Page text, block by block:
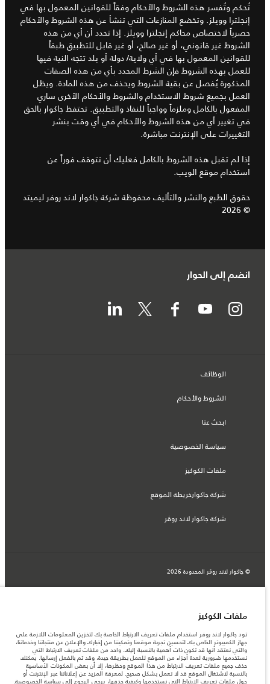
تُحكم وتُفسر هذه الشروط والأحكام وفقاً للقوانين المعمول بها في
إنجلترا وويلز. وتخضع المنازعات التي تنشأ عن هذه الشروط والأحكام
حصرياً لاختصاص محاكم إنجلترا وويلز. إذا تحدد أن أي من هذه
الشروط غير قانوني، أو غير صالح، أو غير قابل للتطبيق طبقاً
للقوانين المعمول بها في أي ولاية/ دولة أو بلد تتجه النية فيها
للعمل بهذه الشروط فإن الشرط المحدد بأي من هذه الصفات
المذكورة يُفصل عن بقية الشروط ويحذف من هذه المادة. ويظل
العمل بجميع شروط الاستخدام والشروط والأحكام الأخرى ساري
المفعول بالكامل وملزماً وواجباً للنفاذ والتطبيق. تحتفظ جاكوار بالحق
في تغيير أي من هذه الشروط والأحكام في أي وقت بنشر
التغييرات على الإنترنت مباشرة.
إذا لم تقبل هذه الشروط بالكامل فعليك أن تتوقف فوراً عن
استخدام موقع الويب.
حقوق الطبع والنشر والتأليف محفوظة شركة جاكوار لاند روفر ليميتد
© 2026
انضم إلى الحوار
الوظائف
الشروط والأحكام
ابحث عنا
سياسة الخصوصية
ملفات الكوكيز
شركة جاكوارخريطة الموقع
شركة جاكوار لاند روڤر
© جاكوار لاند روڨر المحدودة 2026
المعلومات والمواصفات والأسعار والألوان المذكورة على هذا الموقع قد تختلف من بلد إلى
آخر، كما أنّها قد تتغير بدون إشعار مسبق. الرجاء التواصل مع وكيلنا المحلي للتأكد من توفّرها
والتحقق من الأسعار.
الأرقام المقدمة هي نتيجة لاختبارات المصنع الرسمية وفقاً لتشريعات الاتحاد الأوروبي. قد
يتباين استهلك الوقود الفعلي للمركبة عن ذلك المتحقق في تلك الاختبارات كما أن هذه
الأرقام بغرض المقارنة فحسب.
ملاحظة مهمة حول الصور والمواصفات. إن النقص العالمي في أشباه الموصلات يؤثر حاليًا
في مواصفات تصميم السيارات وتوفر الخيارات وتوقيتات التصاميم. هذا ظرف ديناميكي
ملفات الكوكيز
تود جاكوار لاند روفر استخدام ملفات تعريف الارتباط الخاصة بك لتخزين المعلومات اللازمة على
جهاز الكمبيوتر الخاص بك لتحسين تجربة موقعنا وتمكيننا من إخبارك والإعلان عن منتجاتنا وخدماتنا،
والتي نعتقد أنها قد تكون ذات أهمية بالنسبة إليك. واحد من ملفات تعريف الارتباط التي
نستخدمها ضرورية لعدة أجزاء من الموقع للعمل بطريقة جيدة، وقد تم بالفعل إرسالها. يمكنك
حذف جميع ملفات تعريف الارتباط من هذا الموقع وحظرها، إلا أن بعض المكونات الأساسية
بالنسبة لاشتغال الموقع قد لا تعمل بشكل صحيح. لمعرفة المزيد عن إعلاناتنا عبر الإنترنت أو
حول ملفات تعريف الارتباط التي نستخدمها وكيفية حذفها، يرجى الرجوع إلى سياسة الخصوصية.